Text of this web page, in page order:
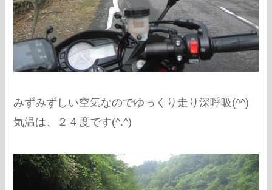
みずみずしい空気なのでゆっくり走り深呼吸(^^)
気温は、２４度です(^.^)